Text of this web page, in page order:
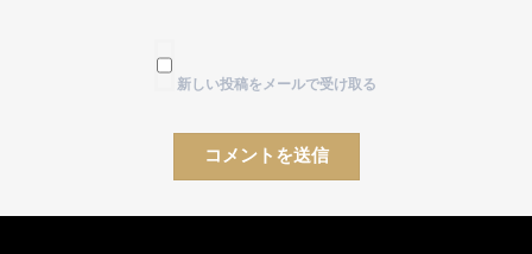
新しい投稿をメールで受け取る